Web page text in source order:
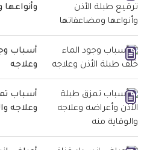
أسباب
وعلاجه
أسباب
وعلاجه